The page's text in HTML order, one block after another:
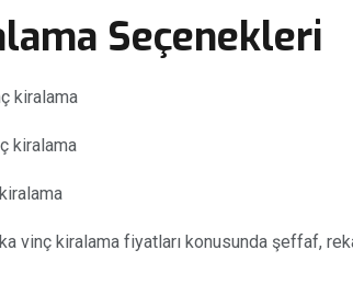
Seçenekleri
kiralama
kiralama
vinç kiralama fiyatları konusunda şeffaf,